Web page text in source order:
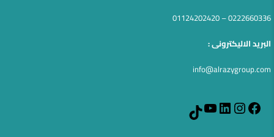
0222660336 – 01124202420
البريد الاليكترونى :
info@alrazygroup.com
Facebook
Instagram
LinkedIn
YouTube